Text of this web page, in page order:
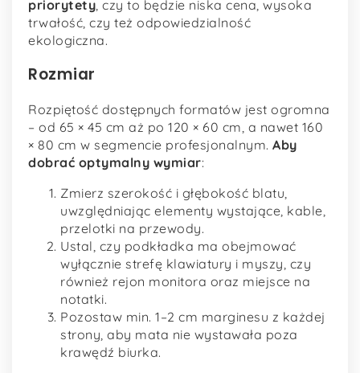
priorytety, czy to będzie niska cena, wysoka
trwałość, czy też odpowiedzialność
ekologiczna.
Rozmiar
Rozpiętość dostępnych formatów jest ogromna
– od 65 × 45 cm aż po 120 × 60 cm, a nawet 160
× 80 cm w segmencie profesjonalnym. Aby
dobrać optymalny wymiar:
Zmierz szerokość i głębokość blatu,
uwzględniając elementy wystające, kable,
przelotki na przewody.
Ustal, czy podkładka ma obejmować
wyłącznie strefę klawiatury i myszy, czy
również rejon monitora oraz miejsce na
notatki.
Pozostaw min. 1–2 cm marginesu z każdej
strony, aby mata nie wystawała poza
krawędź biurka.